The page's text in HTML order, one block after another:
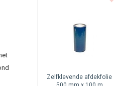
Zelfklevende afdekfolie